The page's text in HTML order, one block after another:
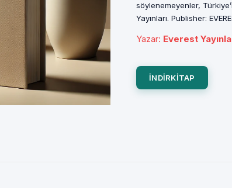
söylenemeyenler,
Yayınları. Publisher:
Yazar: Everest
INDIRKITAP